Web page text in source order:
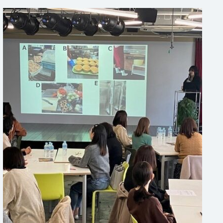
2025年度冬期 安全衛生講習会を実
施しました！